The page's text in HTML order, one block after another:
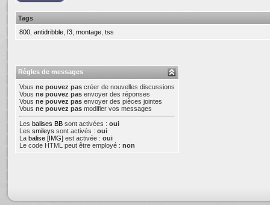
Tags
800 antidribble f3 montage tss
Règles de messages
Vous ne pouvez pas créer de nouvelles discussions
Vous ne pouvez pas envoyer des réponses
Vous ne pouvez pas envoyer des pièces jointes
Vous ne pouvez pas modifier vos messages
Les balises BB sont activées : oui
Les smileys sont activés : oui
La balise [IMG] est activée : oui
Le code HTML peut être employé : non